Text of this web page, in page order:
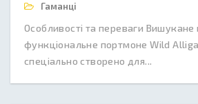
Гаманці
Особливості та переваги Вишукане
функціональне портмоне Wild
спеціально створено для...